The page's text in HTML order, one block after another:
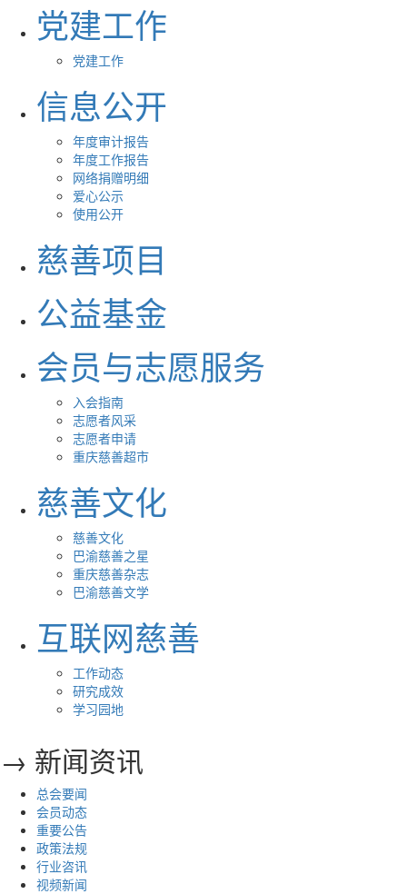
党建工作
党建工作
信息公开
年度审计报告
年度工作报告
网络捐赠明细
爱心公示
使用公开
慈善项目
公益基金
会员与志愿服务
入会指南
志愿者风采
志愿者申请
重庆慈善超市
慈善文化
慈善文化
巴渝慈善之星
重庆慈善杂志
巴渝慈善文学
互联网慈善
工作动态
研究成效
学习园地
→ 新闻资讯
总会要闻
会员动态
重要公告
政策法规
行业咨讯
视频新闻